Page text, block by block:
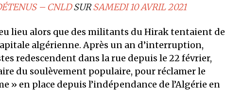
– CNLDSURSAMEDI 10 AVRIL 2021
lieu alors que des militants du Hirak tentaient de
algérienne. Après un an d’interruption,
redescendent dans la rue depuis le 22 février,
du soulèvement populaire, pour réclamer le
» en place depuis l’indépendance de l’Algérie en